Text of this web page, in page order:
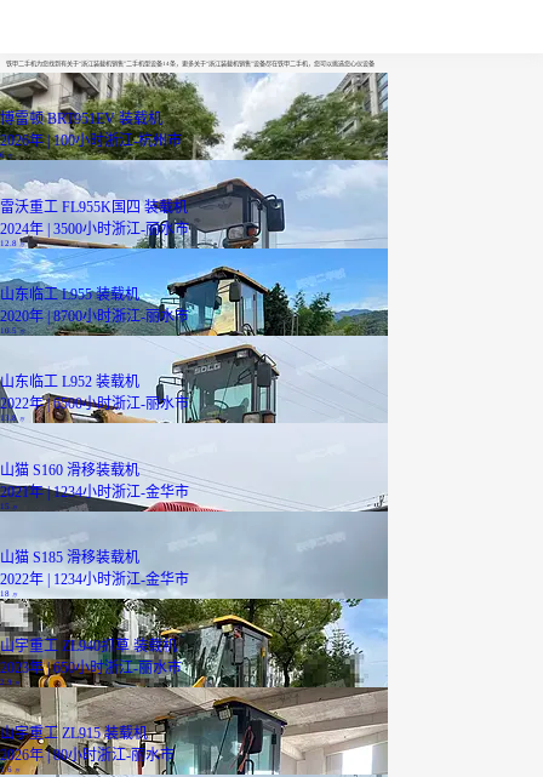
铁甲二手机为您找到有关于“浙江装载机销售”二手机型设备14条，更多关于“浙江装载机销售”设备尽在铁甲二手机，您可以挑选您心仪设备
已降1.0万
博雷顿 BRT951EV 装载机
2026年 | 100小时浙江-杭州市
6万
雷沃重工 FL955K国四 装载机
2024年 | 3500小时浙江-丽水市
12.8
山东临工 L955 装载机
2020年 | 8700小时浙江-丽水市
10.5 万
山东临工 L952 装载机
2022年 | 6500小时浙江-丽水市
13.8万
山猫 S160 滑移装载机
2021年 | 1234小时浙江-金华市
15 万
山猫 S185 滑移装载机
2022年 | 1234小时浙江-金华市
18 万
山宇重工 ZL940抓草 装载机
2023年 | 650小时浙江-丽水市
2.9 万
山宇重工 ZL915 装载机
2026年 | 80小时浙江-丽水市
1.6 万